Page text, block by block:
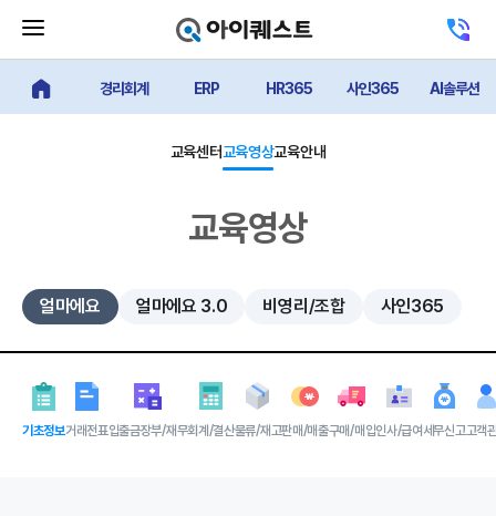
기
버
튼
센
터
얼마에요 메인경리회계 ERP HR365 사인365 AI솔루션
교육센터교육영상교육안내
교육영상
얼마에요 얼마에요 3.0 비영리/조합 사인365
기초정보거래전표입출금장부/재무회계/결산물류/재고판매/매출구매/매입인사/급여 세무신고고객